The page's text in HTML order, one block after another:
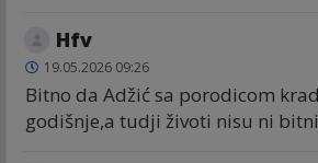
Hfv
19.05.2026 09:26
Bitno da Adžić sa porodicom
godišnje,a tudji životi nisu ni bitni